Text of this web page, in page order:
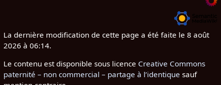
La dernière modification de cette page a été faite le 8 août
2026 à 06:14.
Le contenu est disponible sous licence Creative Commons
paternité – non commercial – partage à l’identique sauf